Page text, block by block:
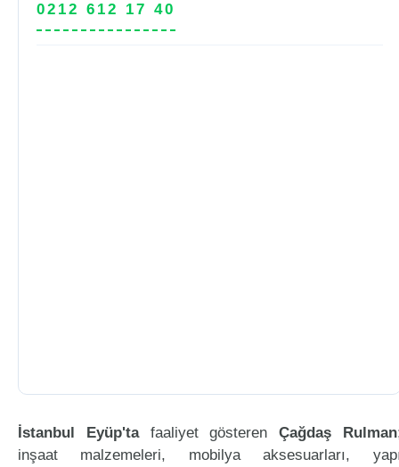
0212 612 17 40
İstanbul Eyüp'tafaaliyet gösterenÇağdaş Rulman
inşaat malzemeleri, mobilya aksesuarları,